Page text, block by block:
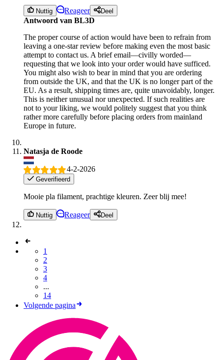
Nuttig Reageer Deel
Antwoord van BL3D
The proper course of action would have been to refrain from
leaving a one-star review before making even the most basic
attempt to contact us. A brief email—civilly worded—
requesting that we look into your order would have sufficed.
You might also wish to bear in mind that you are ordering
from outside the UK, and that the UK is no longer part of the
EU. As a result, shipping times are, quite unavoidably, longer.
This is neither unusual nor unexpected. If such realities are
not to your liking, we would politely suggest that you think
rather more carefully before placing orders from mainland
Europe in future.
Natasja de Roode
4-2-2026
Geverifieerd
Mooie pla filament, prachtige kleuren. Zeer blij mee!
Nuttig Reageer Deel
1
2
3
4
...
14
Volgende pagina